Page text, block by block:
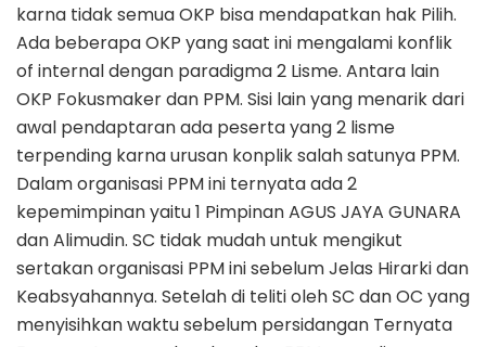
karna tidak semua OKP bisa mendapatkan hak Pilih.
Ada beberapa OKP yang saat ini mengalami konflik
of internal dengan paradigma 2 Lisme. Antara lain
OKP Fokusmaker dan PPM. Sisi lain yang menarik dari
awal pendaptaran ada peserta yang 2 lisme
terpending karna urusan konplik salah satunya PPM.
Dalam organisasi PPM ini ternyata ada 2
kepemimpinan yaitu 1 Pimpinan AGUS JAYA GUNARA
dan Alimudin. SC tidak mudah untuk mengikut
sertakan organisasi PPM ini sebelum Jelas Hirarki dan
Keabsyahannya. Setelah di teliti oleh SC dan OC yang
menyisihkan waktu sebelum persidangan Ternyata